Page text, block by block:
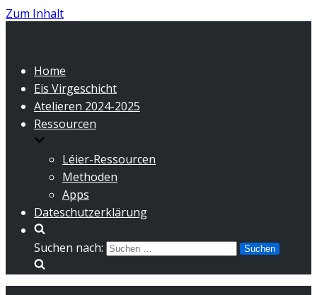
Zum Inhalt
Home
Eis Virgeschicht
Atelieren 2024-2025
Ressourcen
Léier-Ressourcen
Methoden
Apps
Dateschutzerklärung
Suchen nach: